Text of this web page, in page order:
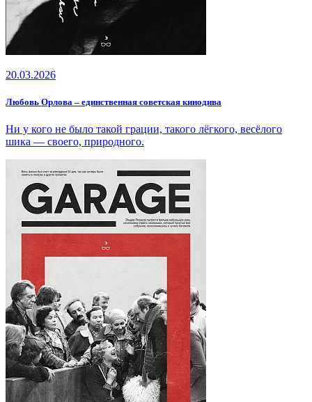
20.03.2026
Любовь Орлова – единственная советская кинодива
Ни у кого не было такой грации, такого лёгкого, весёлого
шика — своего, природного.